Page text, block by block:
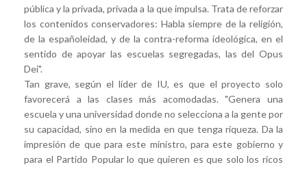
pública y la privada, privada a la que impulsa. Trata de reforzar
los contenidos conservadores: Habla siempre de la religión,
de la españoleidad, y de la contra-reforma ideológica, en el
sentido de apoyar las escuelas segregadas, las del Opus
Dei".
Tan grave, según el líder de IU, es que el proyecto solo
favorecerá a las clases más acomodadas. "Genera una
escuela y una universidad donde no selecciona a la gente por
su capacidad, sino en la medida en que tenga riqueza. Da la
impresión de que para este ministro, para este gobierno y
para el Partido Popular lo que quieren es que solo los ricos